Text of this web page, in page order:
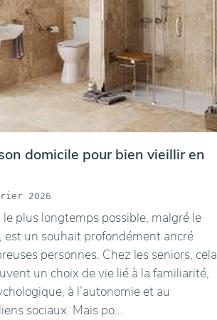
domicile pour bien vieillir en
2026
plus longtemps possible, malgré le
est un souhait profondément ancré
personnes. Chez les seniors, cela
un choix de vie lié à la familiarité,
à l’autonomie et au
sociaux. Mais po...